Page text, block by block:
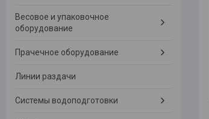
Весовое и упаковочное
оборудование
Прачечное оборудование
Линии раздачи
Системы водоподготовки